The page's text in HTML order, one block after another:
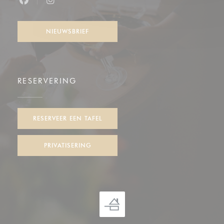
NIEUWSBRIEF
RESERVERING
RESERVEER EEN TAFEL
PRIVATISERING